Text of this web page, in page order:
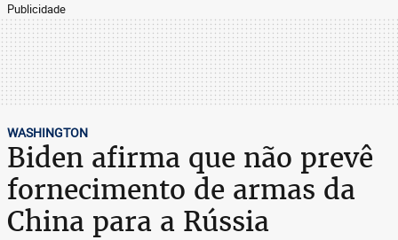
Publicidade
WASHINGTON
Biden afirma que não prevê
fornecimento de armas da
China para a Rússia